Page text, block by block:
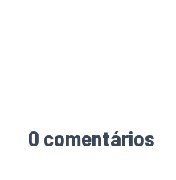
0 comentários